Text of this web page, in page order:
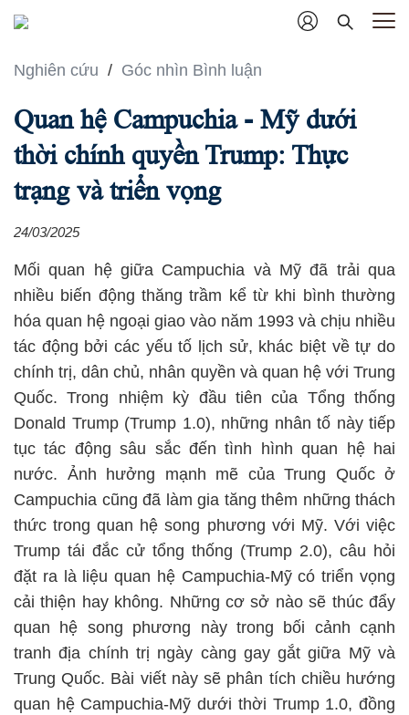
Nghiên cứu / Góc nhìn Bình luận
Quan hệ Campuchia - Mỹ dưới
thời chính quyền Trump: Thực
trạng và triển vọng
24/03/2025
Mối quan hệ giữa Campuchia và Mỹ đã trải qua
nhiều biến động thăng trầm kể từ khi bình thường
hóa quan hệ ngoại giao vào năm 1993 và chịu nhiều
tác động bởi các yếu tố lịch sử, khác biệt về tự do
chính trị, dân chủ, nhân quyền và quan hệ với Trung
Quốc. Trong nhiệm kỳ đầu tiên của Tổng thống
Donald Trump (Trump 1.0), những nhân tố này tiếp
tục tác động sâu sắc đến tình hình quan hệ hai
nước. Ảnh hưởng mạnh mẽ của Trung Quốc ở
Campuchia cũng đã làm gia tăng thêm những thách
thức trong quan hệ song phương với Mỹ. Với việc
Trump tái đắc cử tổng thống (Trump 2.0), câu hỏi
đặt ra là liệu quan hệ Campuchia-Mỹ có triển vọng
cải thiện hay không. Những cơ sở nào sẽ thúc đẩy
quan hệ song phương này trong bối cảnh cạnh
tranh địa chính trị ngày càng gay gắt giữa Mỹ và
Trung Quốc. Bài viết này sẽ phân tích chiều hướng
quan hệ Campuchia-Mỹ dưới thời Trump 1.0, đồng